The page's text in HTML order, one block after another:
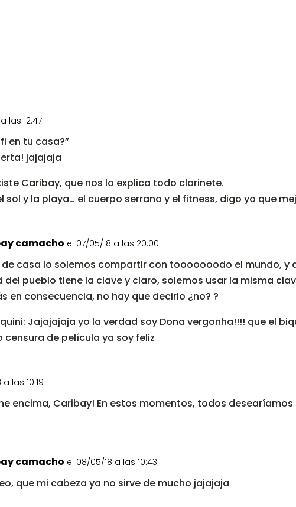
las 12:47
en tu casa?”
jajajaja
Caribay, que nos lo explica todo clarinete.
sol y la playa… el cuerpo serrano y el fitness, digo yo que
camacho el 07/05/18 a las 20:00
de casa lo solemos compartir con tooooooodo el mundo, y
del pueblo tiene la clave y claro, solemos usar la misma
en consecuencia, no hay que decirlo ¿no? ?
Jajajajaja yo la verdad soy Dona vergonha!!!! que el
censura de película ya soy feliz
las 10:19
encima, Caribay! En estos momentos, todos
camacho el 08/05/18 a las 10:43
que mi cabeza ya no sirve de mucho jajajaja